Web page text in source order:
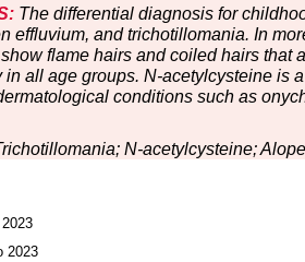
The differential diagnosis for
effluvium, and trichotillomania. In
flame hairs and coiled hairs that
in all age groups. N-acetylcysteine is
conditions such as
N-acetylcysteine;
2023